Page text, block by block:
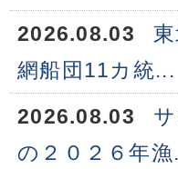
2026.08.03
網船団11カ統...
2026.08.03
の２０２６年漁